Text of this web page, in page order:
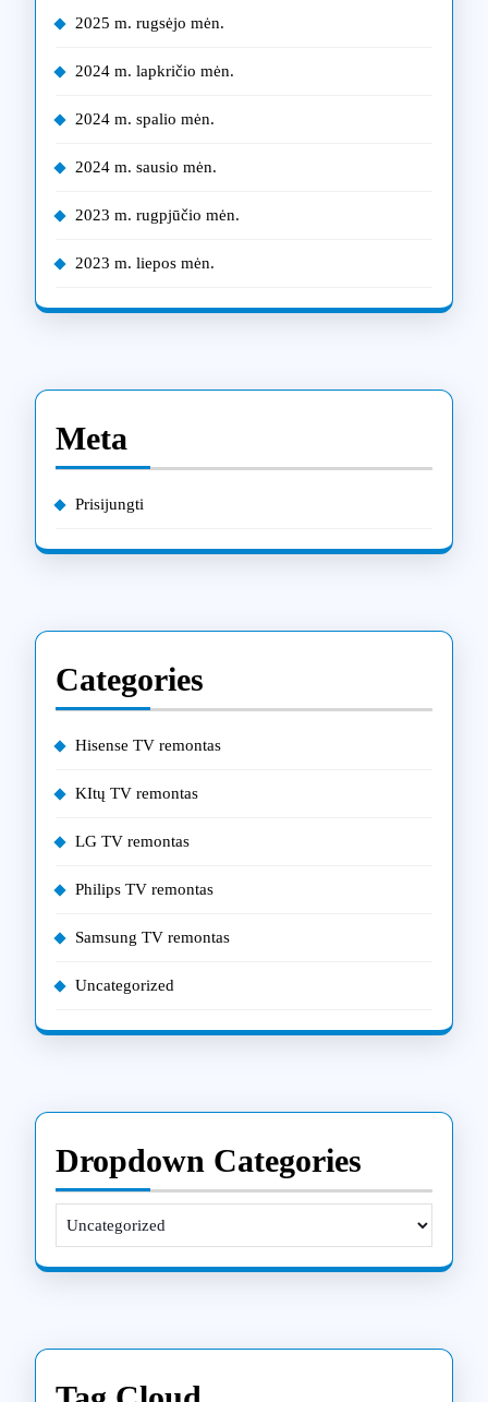
2025 m. rugsėjo mėn.
2024 m. lapkričio mėn.
2024 m. spalio mėn.
2024 m. sausio mėn.
2023 m. rugpjūčio mėn.
2023 m. liepos mėn.
Meta
Prisijungti
Categories
Hisense TV remontas
KItų TV remontas
LG TV remontas
Philips TV remontas
Samsung TV remontas
Uncategorized
Dropdown Categories